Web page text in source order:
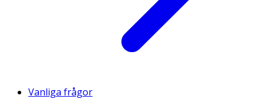
Vanliga frågor